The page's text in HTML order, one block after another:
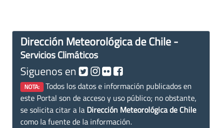
Dirección Meteorológica de Chile -
Servicios Climáticos
Siguenos en
NOTA: Todos los datos e información publicados en
este Portal son de acceso y uso público; no obstante,
se solicita citar a la Dirección Meteorológica de Chile
como la fuente de la información.